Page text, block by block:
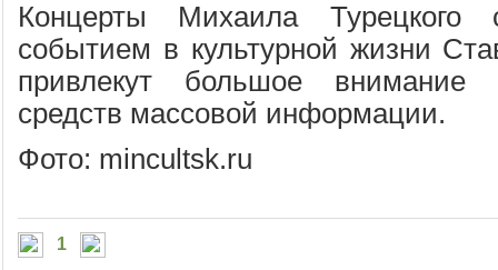
Концерты Михаила Турецкого
событием в культурной жизни
привлекут большое внимание
средств массовой информации.
Фото: mincultsk.ru
1